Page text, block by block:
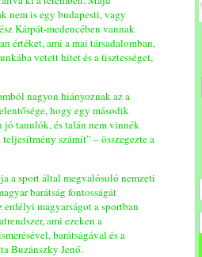
nem is egy budapesti, vagy
Kárpát-medencében vannak
értéket, ami a mai társadalomban,
vetett hitet és a tisztességet,
nagyon hiányoznak az a
hogy egy második
tanulók, és talán nem vinnék
számít” – összegezte a
a sport által megvalósuló nemzeti
barátság fontosságát
magyarságot a sportban
ami ezeken a
barátságával és a
Buzánszky Jenő.